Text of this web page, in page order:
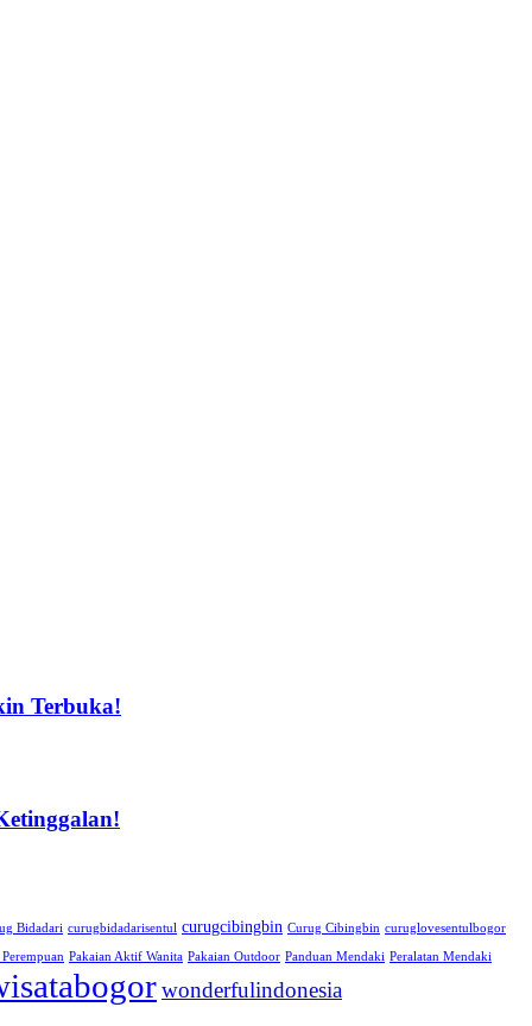
Terbuka!
Bidadari curugbidadarisentul curugcibingbin Curug Cibingbin curuglovesentulbogor
Pakaian Aktif Wanita Pakaian Outdoor Panduan Mendaki Peralatan Mendaki
wonderfulindonesia